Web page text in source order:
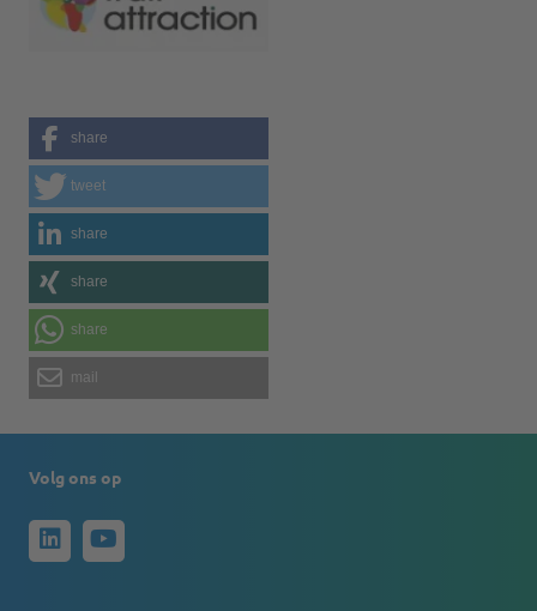
share
tweet
share
share
share
mail
Volg ons op